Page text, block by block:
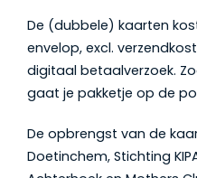
De (dubbele) kaarten
envelop, excl.
digitaal betaalverzoek.
gaat je pakketje op de
De opbrengst van de
Doetinchem, Stichting